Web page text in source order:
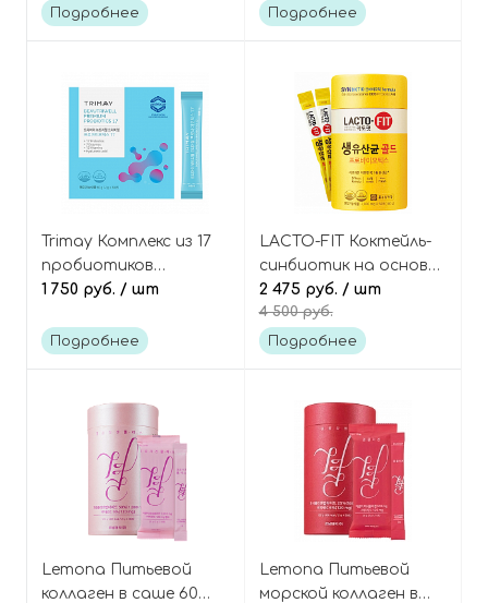
саше Lacto-Fit Kids
Подробнее
Подробнее
Trimay Комплекс из 17
пробиотиков
Beautriwell Premium
1 750 руб. / шт
Подробнее
LACTO-FIT Коктейль-
синбиотик на основе
живых
лактобактерий 50
саше Lacto-5X formula
2 475 руб. / шт
4 500 руб.
Подробнее
Lemona Питьевой
коллаген в саше 60
Lemona Питьевой
морской коллаген в